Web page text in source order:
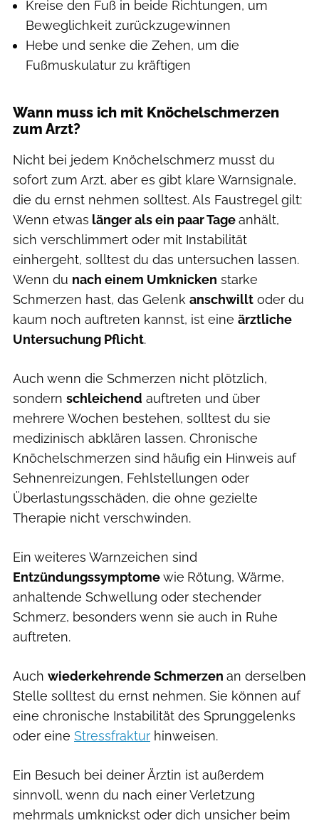
Kreise den Fuß in beide Richtungen, um
Beweglichkeit zurückzugewinnen
Hebe und senke die Zehen, um die
Fußmuskulatur zu kräftigen
Wann muss ich mit Knöchelschmerzen
zum Arzt?
Nicht bei jedem Knöchelschmerz musst du
sofort zum Arzt, aber es gibt klare Warnsignale,
die du ernst nehmen solltest. Als Faustregel gilt:
Wenn etwas länger als ein paar Tageanhält,
sich verschlimmert oder mit Instabilität
einhergeht, solltest du das untersuchen lassen.
Wenn du nach einem Umknicken starke
Schmerzen hast, das Gelenk anschwillt oder du
kaum noch auftreten kannst, ist eine ärztliche
Untersuchung Pflicht.
Auch wenn die Schmerzen nicht plötzlich,
sondern schleichend auftreten und über
mehrere Wochen bestehen, solltest du sie
medizinisch abklären lassen. Chronische
Knöchelschmerzen sind häufig ein Hinweis auf
Sehnenreizungen, Fehlstellungen oder
Überlastungsschäden, die ohne gezielte
Therapie nicht verschwinden.
Ein weiteres Warnzeichen sind
Entzündungssymptomewie Rötung, Wärme,
anhaltende Schwellung oder stechender
Schmerz, besonders wenn sie auch in Ruhe
auftreten.
Auch wiederkehrende Schmerzen an derselben
Stelle solltest du ernst nehmen. Sie können auf
eine chronische Instabilität des Sprunggelenks
oder eine Stressfraktur hinweisen.
Ein Besuch bei deiner Ärztin ist außerdem
sinnvoll, wenn du nach einer Verletzung
mehrmals umknickst oder dich unsicher beim